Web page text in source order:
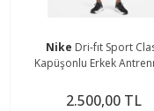
Nike Dri-fıt Sport
Kapüşonlu Erkek
2.500,00 TL